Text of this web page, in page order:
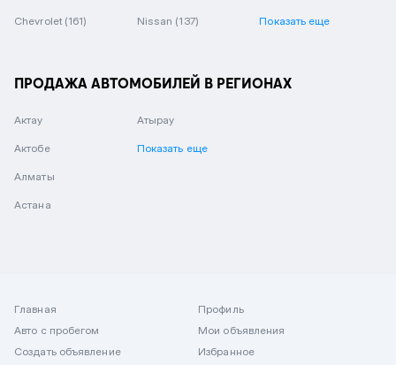
Chevrolet (161) Nissan (137) Показать еще
ПРОДАЖА АВТОМОБИЛЕЙ В РЕГИОНАХ
Актау
Актобе
Алматы
Астана
Атырау
Показать еще
Главная
Авто с пробегом
Создать объявление
Профиль
Мои объявления
Избранное